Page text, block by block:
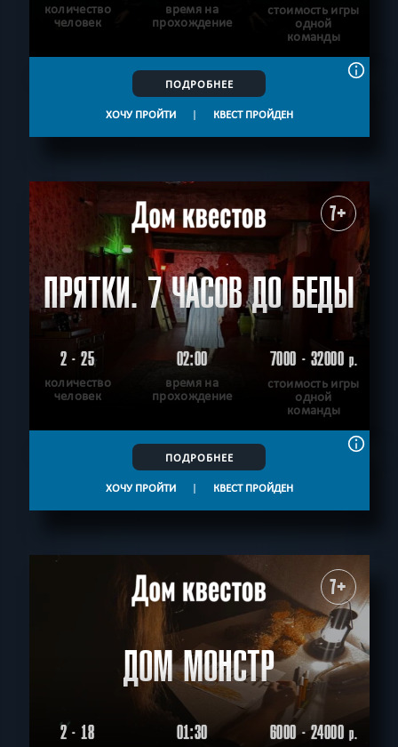
количество
человек
время на
прохождение
стоимость игры
одной
команды
ПОДРОБНЕЕ
ХОЧУ ПРОЙТИ | КВЕСТ ПРОЙДЕН
7+
ПРЯТКИ. 7 ЧАСОВ ДО БЕДЫ
2 - 25
количество
человек
02:00
время на
прохождение
7000 - 32000р.
стоимость игры
одной
команды
ПОДРОБНЕЕ
ХОЧУ ПРОЙТИ | КВЕСТ ПРОЙДЕН
7+
ДОМ МОНСТР
2 - 18 01:30 6000 - 24000р.